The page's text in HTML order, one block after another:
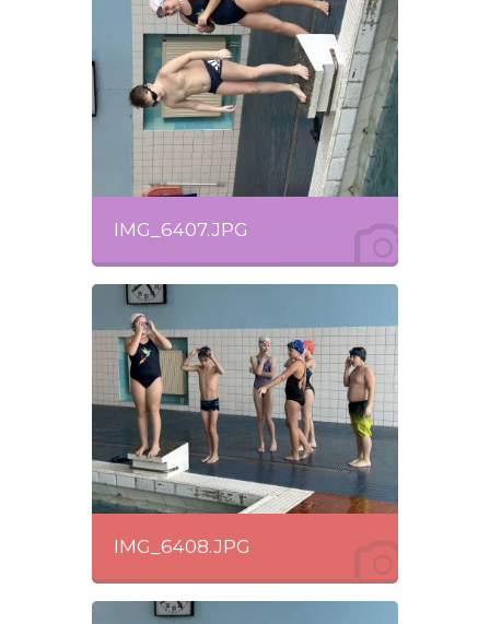
IMG_6407.JPG
IMG_6408.JPG